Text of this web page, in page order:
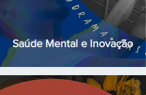
Saúde Mental e Inovação